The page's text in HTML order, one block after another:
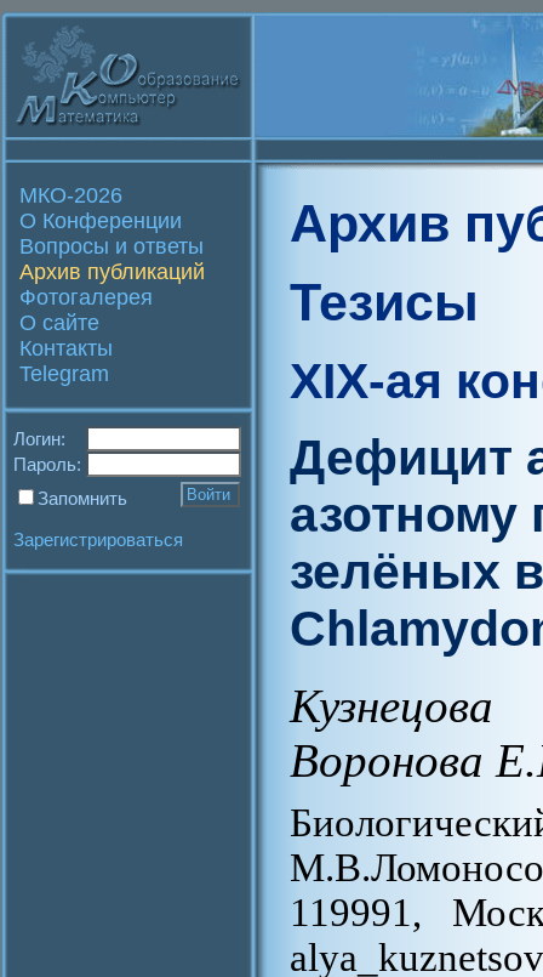
МКО-2026
О Конференции
Вопросы и ответы
Архив публикаций
Фотогалерея
О сайте
Контакты
Telegram
Логин:
Пароль:
Запомнить
Зарегистрироваться
Архив
Тезисы
XIX-ая
Дефицит
азотному
зелёных
Воронова
119991,